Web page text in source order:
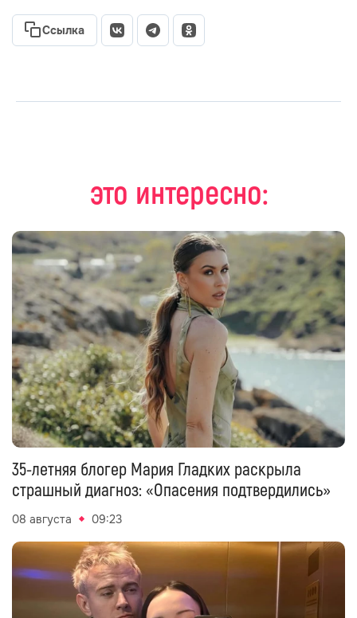
Ссылка
это интересно:
35-летняя блогер Мария Гладких раскрыла
страшный диагноз: «Опасения подтвердились»
08 августа 09:23